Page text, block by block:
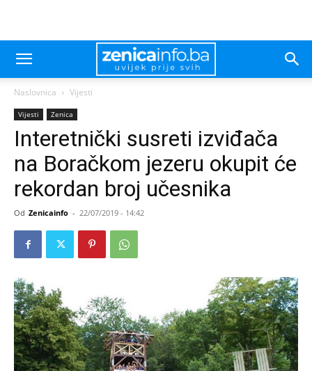
Naslovnica Vijesti
Vijesti Zenica
Interetnički susreti izviđača
na Boračkom jezeru okupit će
rekordan broj učesnika
Od Zenicainfo - 22/07/2019 - 14:42